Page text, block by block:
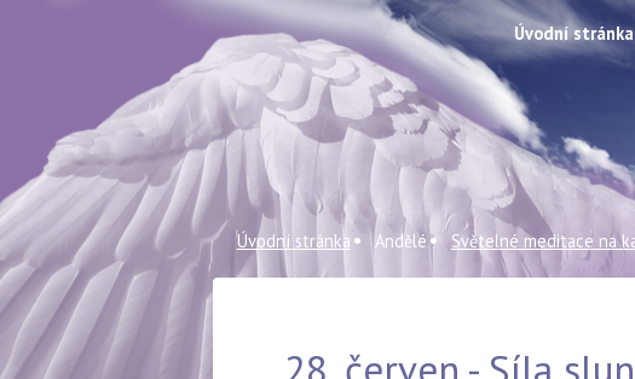
Úvodní stránka
Úvodní stránka Andělé Světelné meditace na